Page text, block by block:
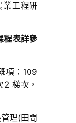
業工程研
程表詳參
項：109
梯次，
理(田間